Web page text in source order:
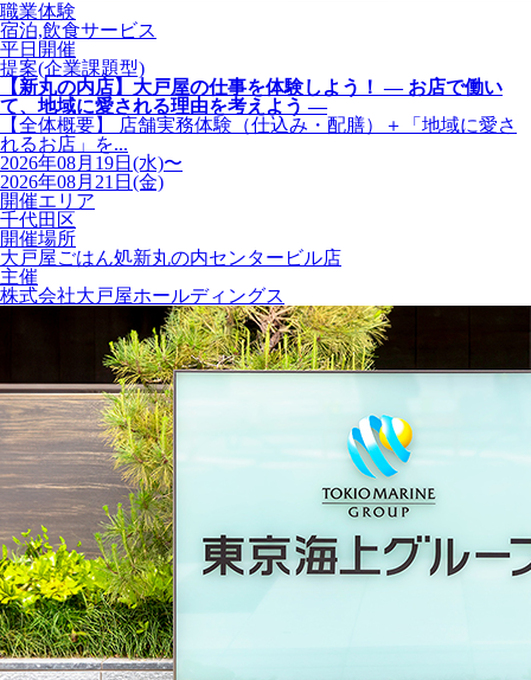
職業体験
宿泊,飲食サービス
平日開催
提案(企業課題型)
【新丸の内店】大戸屋の仕事を体験しよう！ ― お店で働い
て、地域に愛される理由を考えよう ―
【全体概要】 店舗実務体験（仕込み・配膳）＋「地域に愛さ
れるお店」を...
2026年08月19日(水)〜
2026年08月21日(金)
開催エリア
千代田区
開催場所
大戸屋ごはん処新丸の内センタービル店
主催
株式会社大戸屋ホールディングス